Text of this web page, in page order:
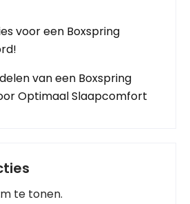
voor een Boxspring
van een Boxspring
Optimaal Slaapcomfort
te tonen.